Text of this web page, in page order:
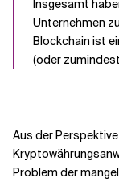
Insgesamt
Unternehmen
Blockchain ist
(oder
Aus der
Problem der